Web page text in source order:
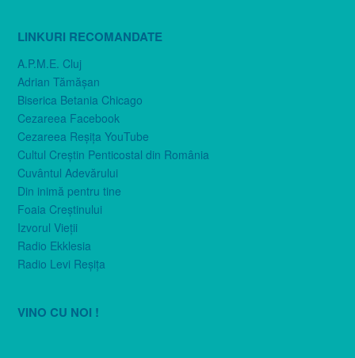
LINKURI RECOMANDATE
A.P.M.E. Cluj
Adrian Tămăşan
Biserica Betania Chicago
Cezareea Facebook
Cezareea Reşiţa YouTube
Cultul Creştin Penticostal din România
Cuvântul Adevărului
Din inimă pentru tine
Foaia Creştinului
Izvorul Vieţii
Radio Ekklesia
Radio Levi Reşiţa
VINO CU NOI !